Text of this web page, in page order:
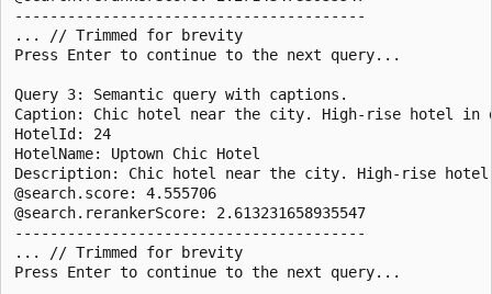
----------------------------------------
... // Trimmed for brevity
Press Enter to continue to the next query...
Query 3: Semantic query with captions.
Caption: Chic hotel near the city. High-rise hotel in
HotelId: 24
HotelName: Uptown Chic Hotel
Description: Chic hotel near the city. High-rise hotel
@search.score: 4.555706
@search.rerankerScore: 2.613231658935547
----------------------------------------
... // Trimmed for brevity
Press Enter to continue to the next query...